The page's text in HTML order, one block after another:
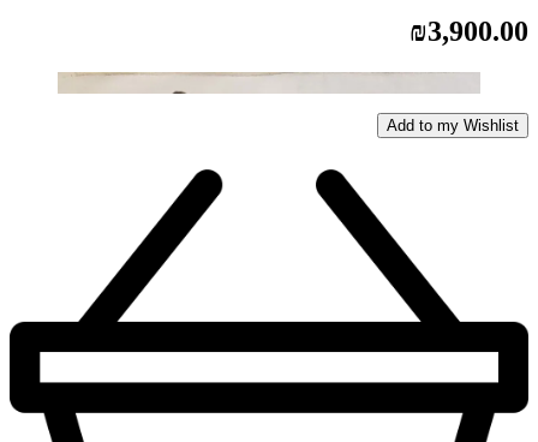
₪3,900.00
Add to my Wishlist